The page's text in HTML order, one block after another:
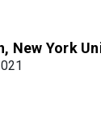
New York